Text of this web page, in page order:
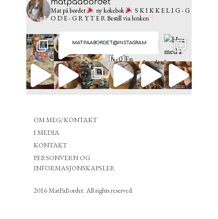
MATPAABORDET@INSTAGRAM
matpaabordet
Mat på bordet ny kokebok
S K I K K E L I G - G
O D E - G R Y T E RBestill via lenken
OM MEG/KONTAKT
I MEDIA
KONTAKT
PERSONVERN OG
INFORMASJONSKAPSLER
2016 MatPaBordet. All rights reserved.